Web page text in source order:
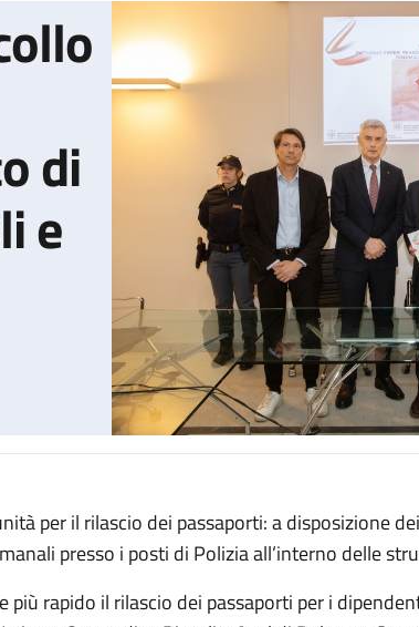
di
e
di Bologna, IRCCS Policlinico di Sant'Orsola,
per il rilascio dei passaporti: a disposizione
presso i posti di Polizia all’interno delle
più rapido il rilascio dei passaporti per i